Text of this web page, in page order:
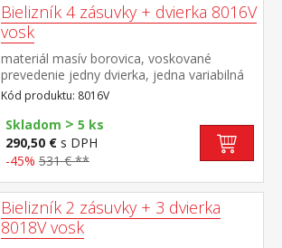
Bielizník 4 zásuvky + dvierka 8016V
vosk
materiál masív borovica, voskované
prevedenie jedny dvierka, jedna variabilná
polica 4 široké zásuvky s kovovými
pojazdmi, hĺbka zásuvky 33,5 cm
Kód produktu: 8016V
Skladom > 5 ks
290,50 € s DPH
-45% 531 € **
Bielizník 2 zásuvky + 3 dvierka
8018V vosk